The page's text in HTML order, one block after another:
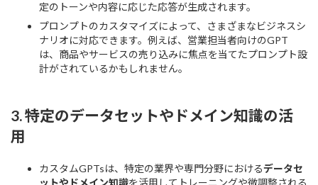
定のトーンや内容に応じた応答が生成されます。
プロンプトのカスタマイズによって、さまざまなビジネスシ
ナリオに対応できます。例えば、営業担当者向けのGPT
は、商品やサービスの売り込みに焦点を当てたプロンプト設
計がされているかもしれません。
3.特定のデータセットやドメイン知識の活
用
カスタムGPTsは、特定の業界や専門分野におけるデータセ